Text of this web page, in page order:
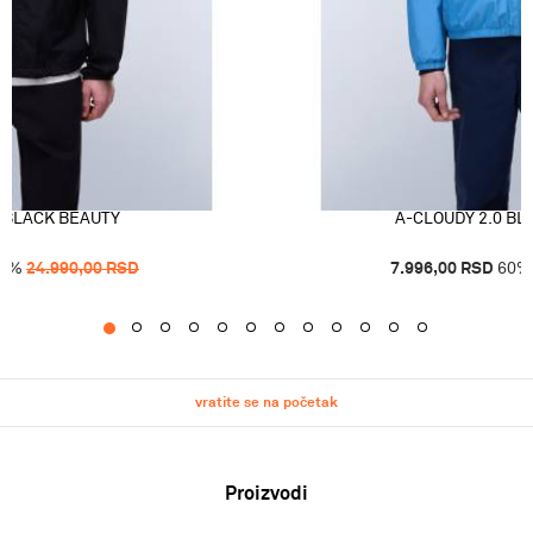
BEAUTY
% 24.990,00RSD
A-CLOUDY 2.0
7.996,00 RSD 60%
10 11
vratite se na početak
Proizvodi